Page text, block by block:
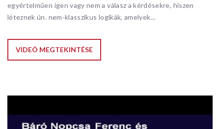
egyértelműen igen vagy nem a válasz a kérdésekre, hiszen
léteznek ún. nem-klasszikus logikák, amelyek...
VIDEÓ MEGTEKINTÉSE